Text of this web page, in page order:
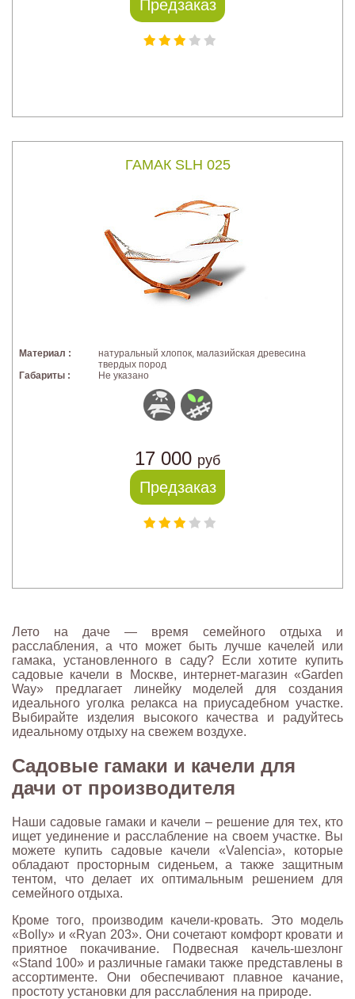
Предзаказ
ГАМАК SLH 025
Материал :
натуральный хлопок, малазийская древесина
твердых пород
Габариты :
Не указано
17 000 руб
Предзаказ
Лето на даче — время семейного отдыха и
расслабления, а что может быть лучше качелей или
гамака, установленного в саду? Если хотите купить
садовые качели в Москве, интернет-магазин «Garden
Way» предлагает линейку моделей для создания
идеального уголка релакса на приусадебном участке.
Выбирайте изделия высокого качества и радуйтесь
идеальному отдыху на свежем воздухе.
Садовые гамаки и качели для
дачи от производителя
Наши садовые гамаки и качели – решение для тех, кто
ищет уединение и расслабление на своем участке. Вы
можете купить садовые качели «Valencia», которые
обладают просторным сиденьем, а также защитным
тентом, что делает их оптимальным решением для
семейного отдыха.
Кроме того, производим качели-кровать. Это модель
«Bolly» и «Ryan 203». Они сочетают комфорт кровати и
приятное покачивание. Подвесная качель-шезлонг
«Stand 100» и различные гамаки также представлены в
ассортименте. Они обеспечивают плавное качание,
простоту установки для расслабления на природе.